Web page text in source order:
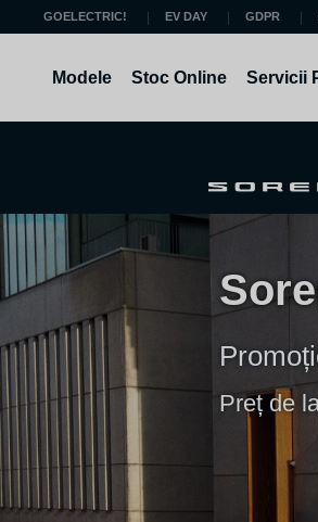
Mergi la continut
GOELECTRIC! EV DAY GDPR
Modele Stoc Online Servicii
Preț de